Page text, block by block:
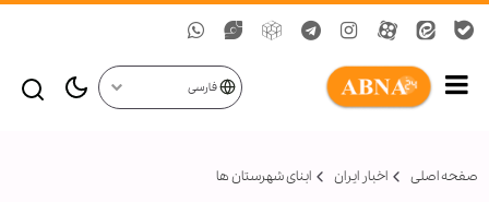
فارسی
صفحه اصلی اخبار ایران ابنای شهرستان ها